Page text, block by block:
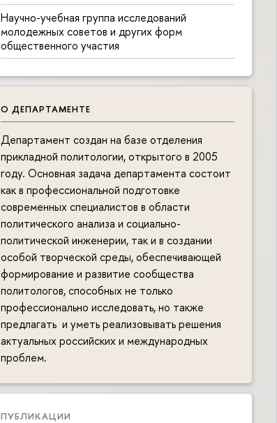
Научно-учебная группа исследований
молодежных советов и других форм
общественного участия
О ДЕПАРТАМЕНТЕ
Департамент создан на базе отделения
прикладной политологии, открытого в 2005
году. Основная задача департамента состоит
как в профессиональной подготовке
современных специалистов в области
политического анализа и социально-
политической инженерии, так и в создании
особой творческой среды, обеспечивающей
формирование и развитие сообщества
политологов, способных не только
профессионально исследовать, но также
предлагать и уметь реализовывать решения
актуальных российских и международных
проблем.
ПУБЛИКАЦИИ